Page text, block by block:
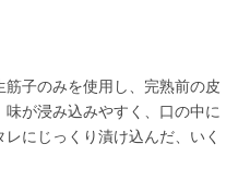
子のみを使用し、完熟前の皮
が浸み込みやすく、口の中に
にじっくり漬け込んだ、いく